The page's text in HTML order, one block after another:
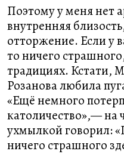
Поэтому у меня нет
внутренняя
отторжение. Если у
то ничего
традициях. Кстати,
Розанова любила
«Ещё немного
католичество»,— на
ухмылкой говорил:
ничего страшного